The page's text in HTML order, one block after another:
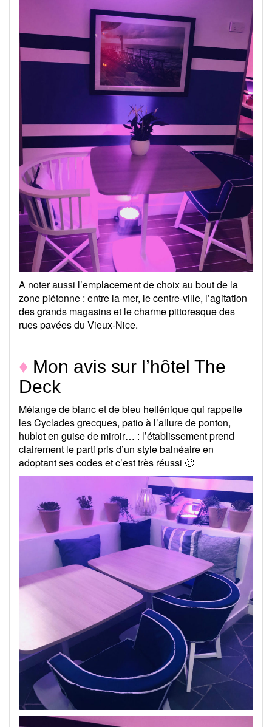
A noter aussi l’emplacement de choix au bout de la
zone piétonne : entre la mer, le centre-ville, l’agitation
des grands magasins et le charme pittoresque des
rues pavées du Vieux-Nice.
♦ Mon avis sur l’hôtel The
Deck
Mélange de blanc et de bleu hellénique qui rappelle
les Cyclades grecques, patio à l’allure de ponton,
hublot en guise de miroir… : l’établissement prend
clairement le parti pris d’un style balnéaire en
adoptant ses codes et c’est très réussi 🙂